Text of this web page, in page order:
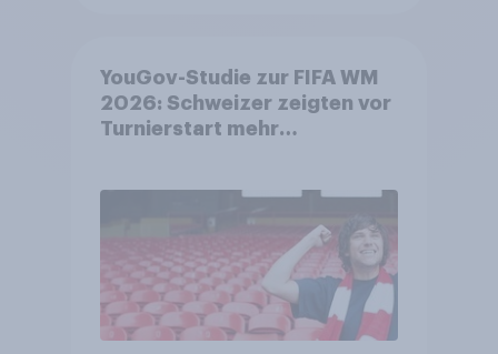
YouGov-Studie zur FIFA WM
2026: Schweizer zeigten vor
Turnierstart mehr